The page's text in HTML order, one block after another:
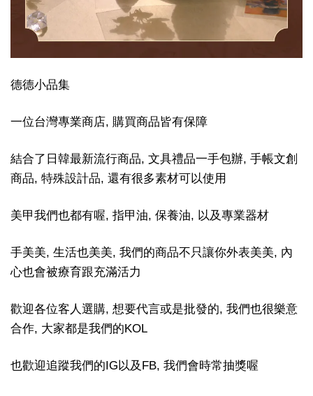
德德小品集
一位台灣專業商店, 購買商品皆有保障
結合了日韓最新流行商品, 文具禮品一手包辦, 手帳文創
商品, 特殊設計品, 還有很多素材可以使用
美甲我們也都有喔, 指甲油, 保養油, 以及專業器材
手美美, 生活也美美, 我們的商品不只讓你外表美美, 內
心也會被療育跟充滿活力
歡迎各位客人選購, 想要代言或是批發的, 我們也很樂意
合作, 大家都是我們的KOL
也歡迎追蹤我們的IG以及FB, 我們會時常抽獎喔